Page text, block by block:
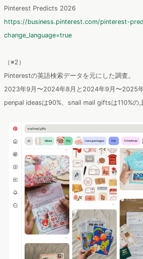
Pinterest Predicts 2026
https://business.pinterest.com/pinterest-
change_language=true
（※2）
Pinterestの英語検索データを元にした調査。
2023年9月〜2024年8月と2024年9月〜2025年
penpal ideasは90%、snail mail giftsは110%の